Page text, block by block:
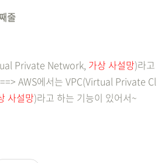
줄
Private Network, 가상 사설망)라고
AWS에서는 VPC(Virtual Private Cl
사설망)라고 하는 기능이 있어서~